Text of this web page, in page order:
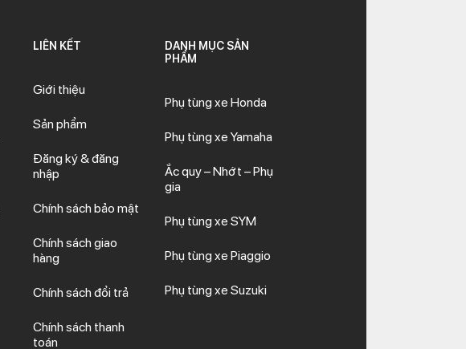
LIÊN KẾT
Giới thiệu
Sản phẩm
Đăng ký & đăng
nhập
Chính sách bảo mật
Chính sách giao
hàng
Chính sách đổi trả
Chính sách thanh
toán
DANH MỤC SẢN
PHẨM
Phụ tùng xe Honda
Phụ tùng xe Yamaha
Ắc quy – Nhớt – Phụ
gia
Phụ tùng xe SYM
Phụ tùng xe Piaggio
Phụ tùng xe Suzuki